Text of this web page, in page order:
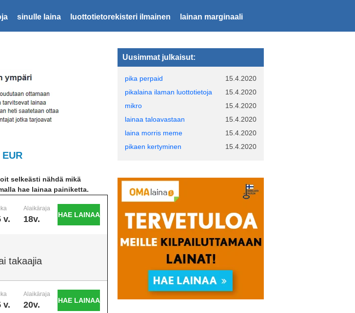
sinulle laina luottotietorekisteri ilmainen lainan marginaali
selkeästi nähdä mikä
hae lainaa painiketta.
v.
Alaikäraja
18v. HAE LAINAA
takaajia
v.
Alaikäraja
20v. HAE LAINAA
Uusimmat julkaisut:
pika perpaid
15.4.2020
pikalaina ilaman luottotietoja
15.4.2020
mikro
15.4.2020
lainaa taloavastaan
15.4.2020
laina morris meme
15.4.2020
pikaen kertyminen
15.4.2020